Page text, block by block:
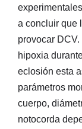
a concluir que
provocar
hipoxia
eclosión esta
parámetros
cuerpo,
notocorda